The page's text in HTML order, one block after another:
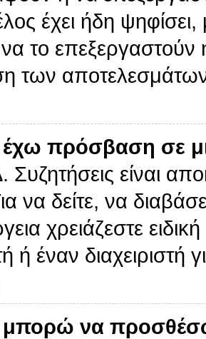
έχει ήδη ψηφίσει,
το επεξεργαστούν
των
έχω πρόσβαση σε
Συζητήσεις είναι
να δείτε, να
χρειάζεστε
ή έναν διαχειριστή
μπορώ να